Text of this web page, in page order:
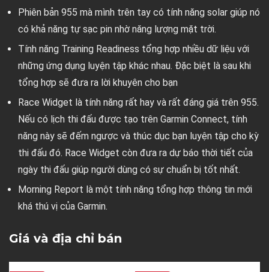
Phiên bản 955 mà mình trên tay có tính năng solar giúp nó
có khả năng tự sạc pin nhờ năng lượng mặt trời.
Tính năng Training Readiness tổng hợp nhiều dữ liệu với
những ứng dụng luyện tập khác nhau. Đặc biệt là sau khi
tổng hợp sẽ đưa ra lời khuyên cho bạn
Race Widget là tính năng rất hay và rất đáng giá trên 955.
Nếu có lịch thi đấu được tạo trên Garmin Connect, tính
năng này sẽ đếm ngược và thúc dục bạn luyện tập cho kỳ
thi đấu đó. Race Widget còn đưa ra dự báo thời tiết của
ngày thi đấu giúp người dùng có sự chuẩn bị tốt nhất.
Morning Report là một tính năng tổng hợp thông tin mới
khá thú vị của Garmin.
Giá và địa chỉ bán